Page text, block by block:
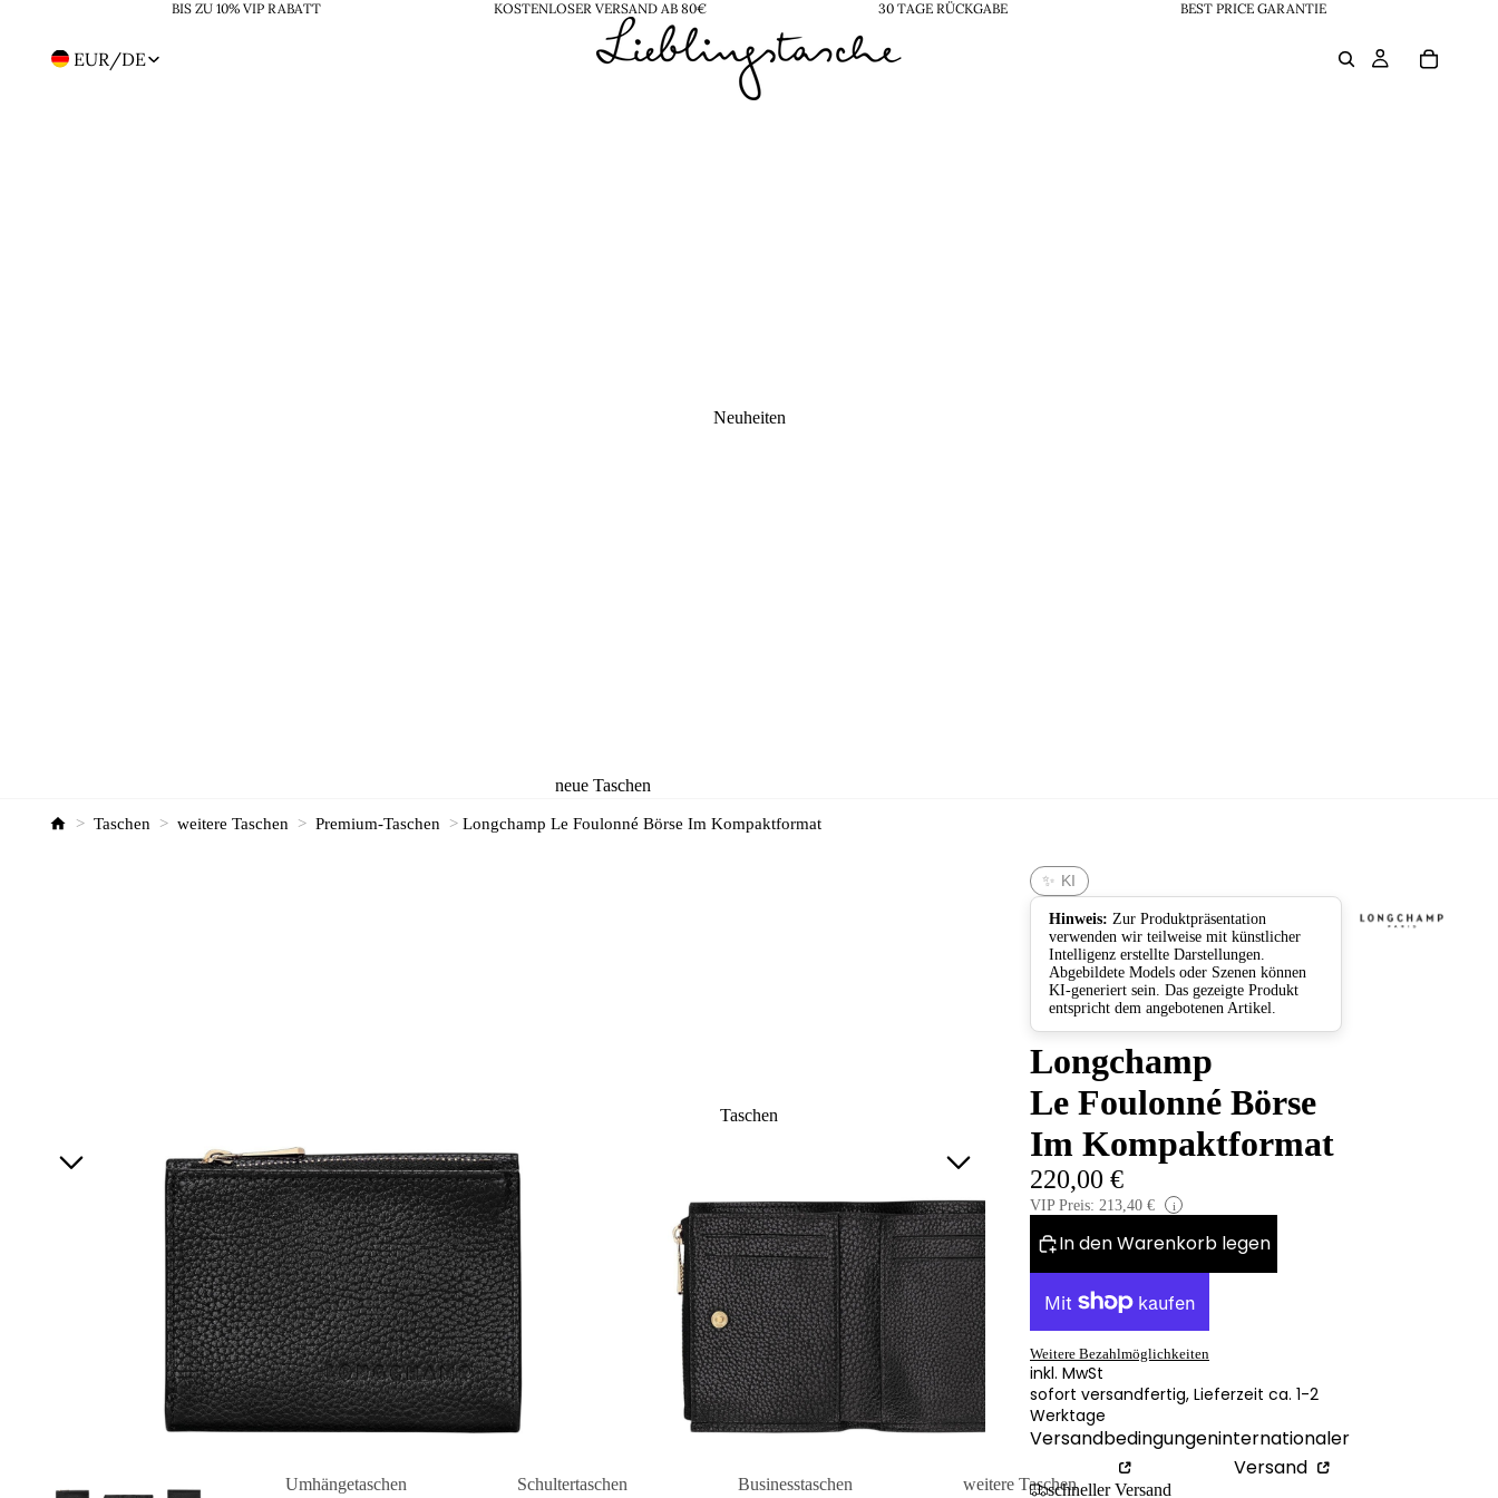
BIS ZU 10% VIP RABATT KOSTENLOSER VERSAND AB 80€ 30 TAGE RÜCKGABE BEST PRICE GARANTIE
EURRegion-
/DE
Neuheiten
neue Taschen
neue Rucksäcke
Taschen
Umhängetaschen
Schultertaschen
Businesstaschen
weitere Taschen
> Taschen > weitere Taschen > Premium-Taschen > Longchamp Le Foulonné Börse Im Kompaktformat
✨ KI
Hinweis: Zur Produktpräsentation
verwenden wir teilweise mit künstlicher
Intelligenz erstellte Darstellungen.
Abgebildete Models oder Szenen können
KI-generiert sein. Das gezeigte Produkt
entspricht dem angebotenen Artikel.
Longchamp
Le Foulonné Börse
Im Kompaktformat
220,00 €
VIP Preis: 213,40 € i
In den Warenkorb legen
Weitere Bezahlmöglichkeiten
inkl. MwSt
sofort versandfertig, Lieferzeit ca. 1-2
Werktage
Versandbedingungeninternationaler
Versand
schneller Versand